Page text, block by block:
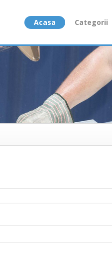
Acasa Categorii